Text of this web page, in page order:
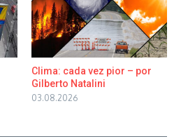
Clima: cada vez pior – por
Gilberto Natalini
03.08.2026